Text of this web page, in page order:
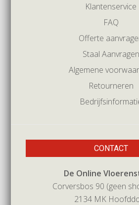
Klantenservice
FAQ
Offerte
Staal Aanvragen
Algemene
Retourneren
CONTACT
De Online
Corversbos 90 (geen
2134 MK